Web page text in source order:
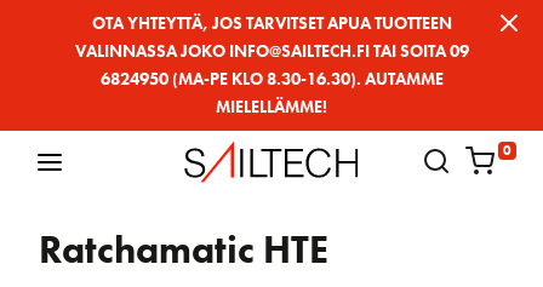
OTA YHTEYTTÄ, JOS TARVITSET APUA TUOTTEEN
VALINNASSA JOKO INFO@SAILTECH.FI TAI SOITA 09
6824950 (MA-PE KLO 8.30-16.30). AUTAMME
MIELELLÄMME!
0
Ratchamatic HTE